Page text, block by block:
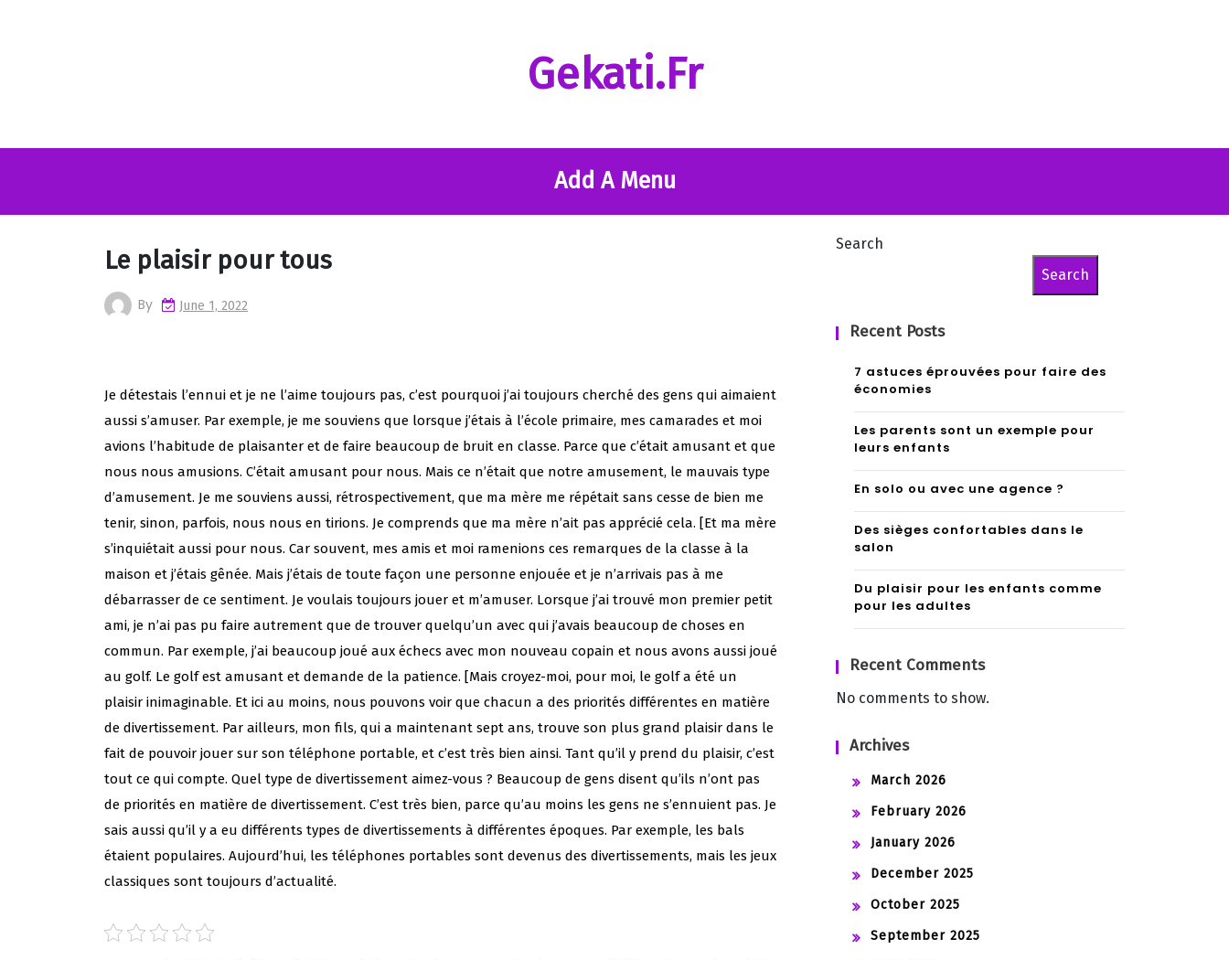
Gekati.fr
Add A Menu
Le plaisir pour tous
By June 1, 2022
Je détestais l’ennui et je ne l’aime toujours pas, c’est pourquoi j’ai toujours cherché des gens qui aimaient
aussi s’amuser. Par exemple, je me souviens que lorsque j’étais à l’école primaire, mes camarades et moi
avions l’habitude de plaisanter et de faire beaucoup de bruit en classe. Parce que c’était amusant et que
nous nous amusions. C’était amusant pour nous. Mais ce n’était que notre amusement, le mauvais type
d’amusement. Je me souviens aussi, rétrospectivement, que ma mère me répétait sans cesse de bien me
tenir, sinon, parfois, nous nous en tirions. Je comprends que ma mère n’ait pas apprécié cela. [Et ma mère
s’inquiétait aussi pour nous. Car souvent, mes amis et moi ramenions ces remarques de la classe à la
maison et j’étais gênée. Mais j’étais de toute façon une personne enjouée et je n’arrivais pas à me
débarrasser de ce sentiment. Je voulais toujours jouer et m’amuser. Lorsque j’ai trouvé mon premier petit
ami, je n’ai pas pu faire autrement que de trouver quelqu’un avec qui j’avais beaucoup de choses en
commun. Par exemple, j’ai beaucoup joué aux échecs avec mon nouveau copain et nous avons aussi joué
au golf. Le golf est amusant et demande de la patience. [Mais croyez-moi, pour moi, le golf a été un
plaisir inimaginable. Et ici au moins, nous pouvons voir que chacun a des priorités différentes en matière
de divertissement. Par ailleurs, mon fils, qui a maintenant sept ans, trouve son plus grand plaisir dans le
fait de pouvoir jouer sur son téléphone portable, et c’est très bien ainsi. Tant qu’il y prend du plaisir, c’est
tout ce qui compte. Quel type de divertissement aimez-vous ? Beaucoup de gens disent qu’ils n’ont pas
de priorités en matière de divertissement. C’est très bien, parce qu’au moins les gens ne s’ennuient pas. Je
sais aussi qu’il y a eu différents types de divertissements à différentes époques. Par exemple, les bals
étaient populaires. Aujourd’hui, les téléphones portables sont devenus des divertissements, mais les jeux
classiques sont toujours d’actualité.
Search
Search
Recent Posts
7 astuces éprouvées pour faire des
économies
Les parents sont un exemple pour
leurs enfants
En solo ou avec une agence ?
Des sièges confortables dans le
salon
Du plaisir pour les enfants comme
pour les adultes
Recent Comments
No comments to show.
Archives
March 2026
February 2026
January 2026
December 2025
October 2025
September 2025